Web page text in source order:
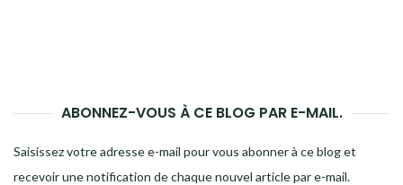
ABONNEZ-VOUS À CE BLOG PAR E-MAIL.
Saisissez votre adresse e-mail pour vous abonner à ce blog et
recevoir une notification de chaque nouvel article par e-mail.